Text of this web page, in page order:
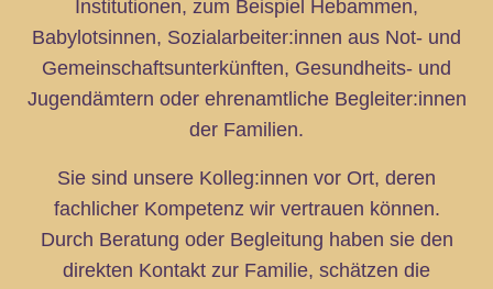
Institutionen, zum Beispiel Hebammen,
Babylotsinnen, Sozialarbeiter:innen aus Not- und
Gemeinschaftsunterkünften, Gesundheits- und
Jugendämtern oder ehrenamtliche Begleiter:innen
der Familien.
Sie sind unsere Kolleg:innen vor Ort, deren
fachlicher Kompetenz wir vertrauen können.
Durch Beratung oder Begleitung haben sie den
direkten Kontakt zur Familie, schätzen die